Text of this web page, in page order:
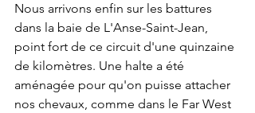
Nous arrivons enfin sur les battures
dans la baie de L'Anse-Saint-Jean,
point fort de ce circuit d'une quinzaine
de kilomètres. Une halte a été
aménagée pour qu'on puisse attacher
nos chevaux, comme dans le Far West